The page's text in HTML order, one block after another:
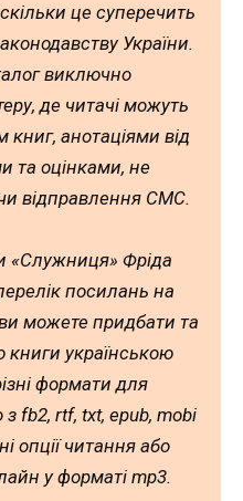
це суперечить
України.
виключно
де читачі можуть
анотаціями від
та оцінками, не
відправлення СМС.
«Служниця» Фріда
посилань на
можете придбати та
книги українською
формати для
fb2, rtf, txt, epub, mobi
опції читання або
у форматі mp3.